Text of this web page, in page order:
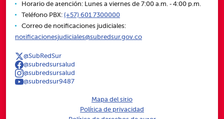
Horario de atención: Lunes a viernes de 7:00 a.m. ‑ 4:00 p.m.
Teléfono PBX: (+57) 601 7300000
Correo de notificaciones judiciales:
notificacionesjudiciales@subredsur.gov.co
@SubRedSur
@subredsursalud
@subredsursalud
@subredsur9487
Mapa del sitio
Política de privacidad